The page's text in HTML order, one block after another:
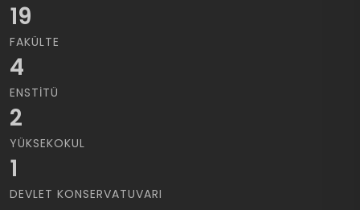
19
FAKÜLTE
4
ENSTITÜ
2
YÜKSEKOKUL
1
DEVLET KONSERVATUVARI